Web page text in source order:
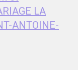
LA
ANTOINE-